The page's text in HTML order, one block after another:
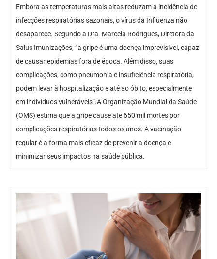
Embora as temperaturas mais altas reduzam a incidência de
infecções respiratórias sazonais, o vírus da Influenza não
desaparece. Segundo a Dra. Marcela Rodrigues, Diretora da
Salus Imunizações, “a gripe é uma doença imprevisível, capaz
de causar epidemias fora de época. Além disso, suas
complicações, como pneumonia e insuficiência respiratória,
podem levar à hospitalização e até ao óbito, especialmente
em indivíduos vulneráveis”.A Organização Mundial da Saúde
(OMS) estima que a gripe cause até 650 mil mortes por
complicações respiratórias todos os anos. A vacinação
regular é a forma mais eficaz de prevenir a doença e
minimizar seus impactos na saúde pública.